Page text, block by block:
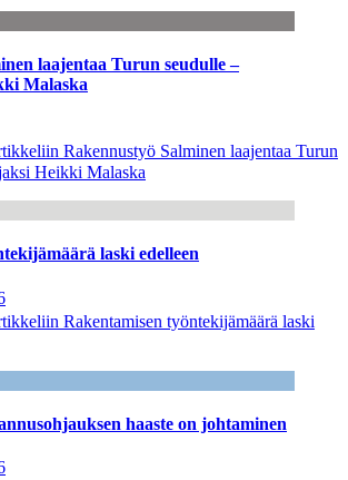
laajentaa Turun seudulle –
Malaska
Rakennustyö Salminen laajentaa Turun
Heikki Malaska
laski edelleen
Rakentamisen työntekijämäärä laski
haaste on johtaminen